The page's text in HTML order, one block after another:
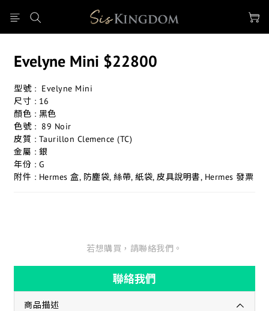
Evelyne Mini $22800
型號 :  Evelyne Mini
尺寸 : 16
顏色 : 黑色
色號 :  89 Noir
皮質 : Taurillon Clemence (TC)
金屬 : 銀
年份 : G
附件 : Hermes 盒, 防塵袋, 絲帶, 紙袋, 皮具說明書, Hermes 發票
若想購買，請聯絡我們。
聯絡我們
商品描述